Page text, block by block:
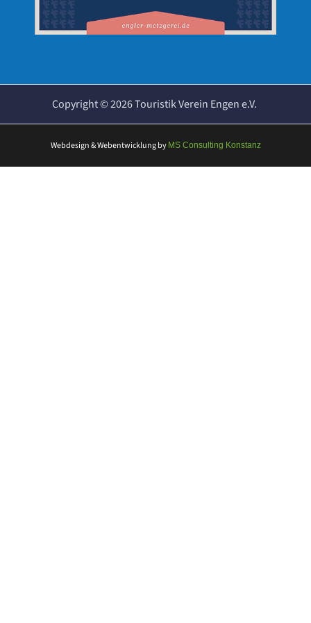
Copyright ©2026Touristik Verein Engen e.V.
Webdesign & Webentwicklungby MS Consulting Konstanz